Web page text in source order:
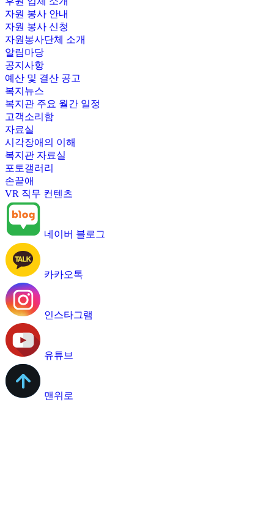
자원 봉사 안내
자원 봉사 신청
자원봉사단체 소개
알림마당
공지사항
예산 및 결산 공고
복지뉴스
복지관 주요 월간 일정
고객소리함
자료실
시각장애의 이해
복지관 자료실
포토갤러리
손끝애
VR 직무 컨텐츠
네이버 블로그
카카오톡
인스타그램
유튜브
맨위로